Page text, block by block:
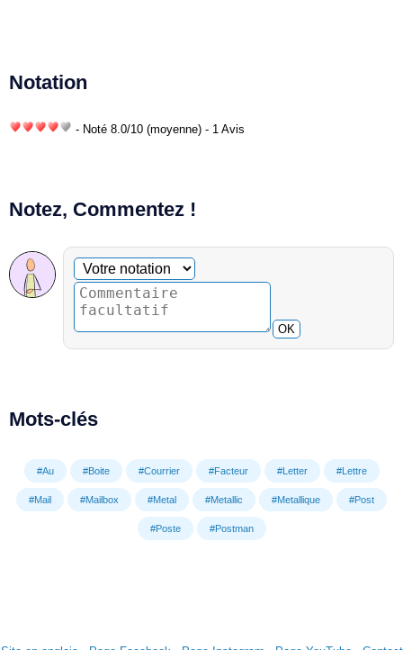
Notation
- Noté 8.0/10 (moyenne) - 1 Avis
Notez, Commentez !
Commentaire facultatif
Votre notation
OK
Mots-clés
#Au #Boite #Courrier #Facteur #Letter #Lettre
#Mail #Mailbox #Metal #Metallic #Metallique #Post
#Poste #Postman